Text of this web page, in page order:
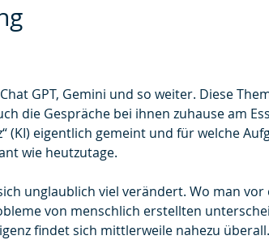
GPT, Gemini und so weiter. Diese
die Gespräche bei ihnen zuhause am
(KI) eigentlich gemeint und für welche
wie heutzutage.
unglaublich viel verändert. Wo man
von menschlich erstellten
findet sich mittlerweile nahezu überall.